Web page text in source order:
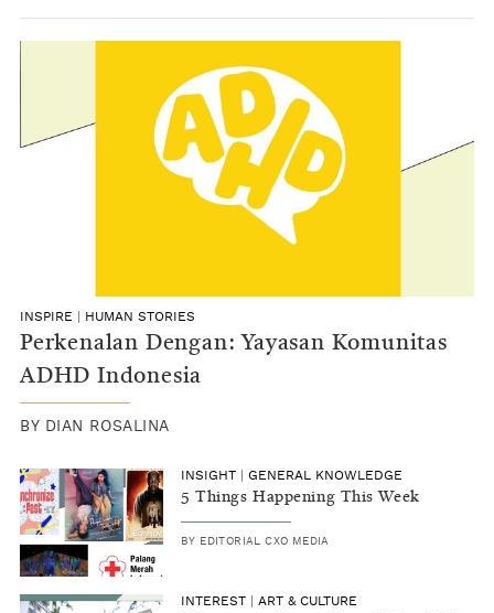
INSPIRE HUMAN STORIES
Perkenalan Dengan: Yayasan Komunitas
ADHD Indonesia
BY DIAN ROSALINA
INSIGHT GENERAL KNOWLEDGE
5 Things Happening This Week
BY EDITORIAL CXO MEDIA
INTEREST ART & CULTURE